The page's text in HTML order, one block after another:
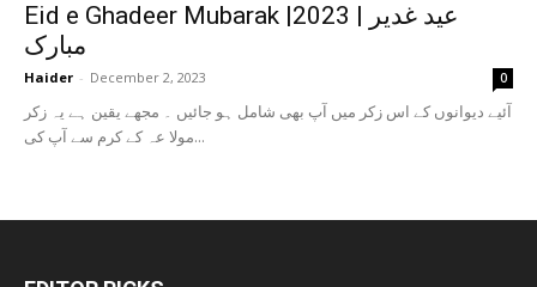
Eid e Ghadeer Mubarak |2023 | عید غدیر
مبارک
Haider - December 2, 2023 0
آئیے دیوانوں کے اس زکر میں آپ بھی شامل ہو جائیں ۔ مجھے یقین ہے یہ زکر
مولا عہ کے کرم سے آپ کی...